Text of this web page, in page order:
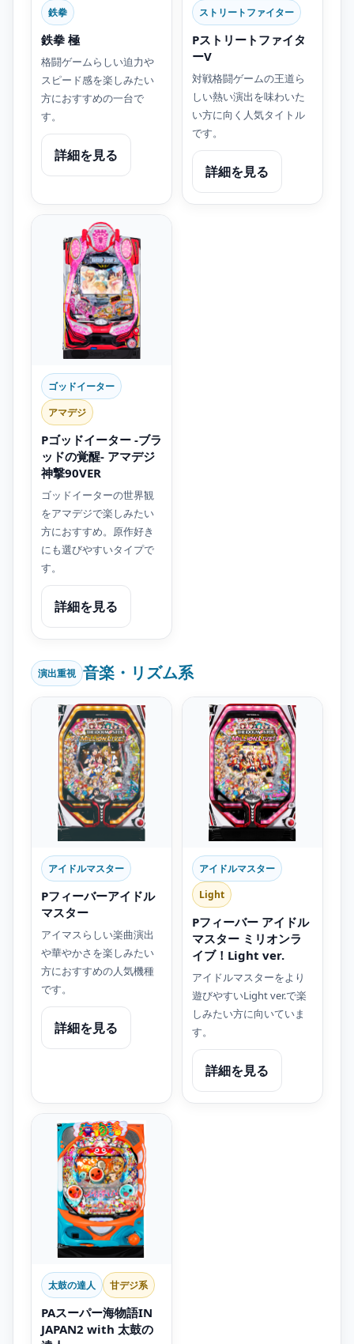
鉄拳
鉄拳 極
格闘ゲームらしい迫力や
スピード感を楽しみたい
方におすすめの一台で
す。
詳細を見る
ストリートファイター
Pストリートファイタ
ーV
対戦格闘ゲームの王道ら
しい熱い演出を味わいた
い方に向く人気タイトル
です。
詳細を見る
ゴッドイーター
アマデジ
Pゴッドイーター -ブラ
ッドの覚醒- アマデジ
神撃90VER
ゴッドイーターの世界観
をアマデジで楽しみたい
方におすすめ。原作好き
にも選びやすいタイプで
す。
詳細を見る
演出重視 音楽・リズム系
アイドルマスター
Pフィーバーアイドル
マスター
アイマスらしい楽曲演出
や華やかさを楽しみたい
方におすすめの人気機種
です。
詳細を見る
アイドルマスター
Light
Pフィーバー アイドル
マスター ミリオンラ
イブ！Light ver.
アイドルマスターをより
遊びやすいLight ver.で楽
しみたい方に向いていま
す。
詳細を見る
太鼓の達人 甘デジ系
PAスーパー海物語IN
JAPAN2 with 太鼓の